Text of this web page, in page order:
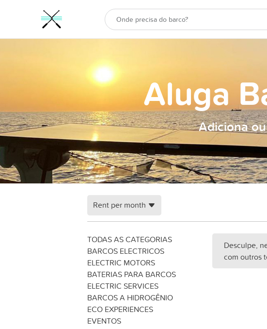
Aluga
Adiciona
Rent per month
TODAS AS CATEGORIAS
BARCOS ELECTRICOS
ELECTRIC MOTORS
BATERIAS PARA BARCOS
ELECTRIC SERVICES
BARCOS A HIDROGÊNIO
ECO EXPERIENCES
EVENTOS
Desculpe,
com outros